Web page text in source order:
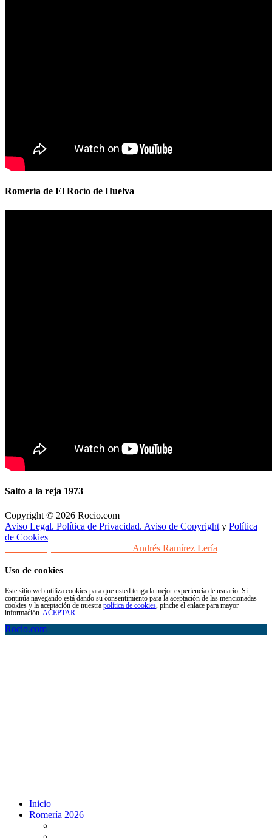
Romería de El Rocío de Huelva
Salto a la reja 1973
Copyright © 2026 Rocio.com
Aviso Legal. Política de Privacidad. Aviso de Copyright y Política
de Cookies
Andrés Ramírez Lería
Uso de cookies
Este sitio web utiliza cookies para que usted tenga la mejor experiencia de usuario. Si
continúa navegando está dando su consentimiento para la aceptación de las mencionadas
cookies y la aceptación de nuestra política de cookies , pinche el enlace para mayor
información. ACEPTAR
Rocio.com
Inicio
Romería 2026